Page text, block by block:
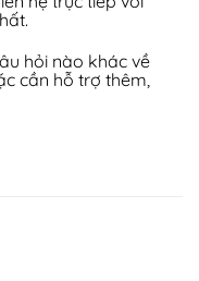
hỏi nào khác về
cần hỗ trợ thêm,